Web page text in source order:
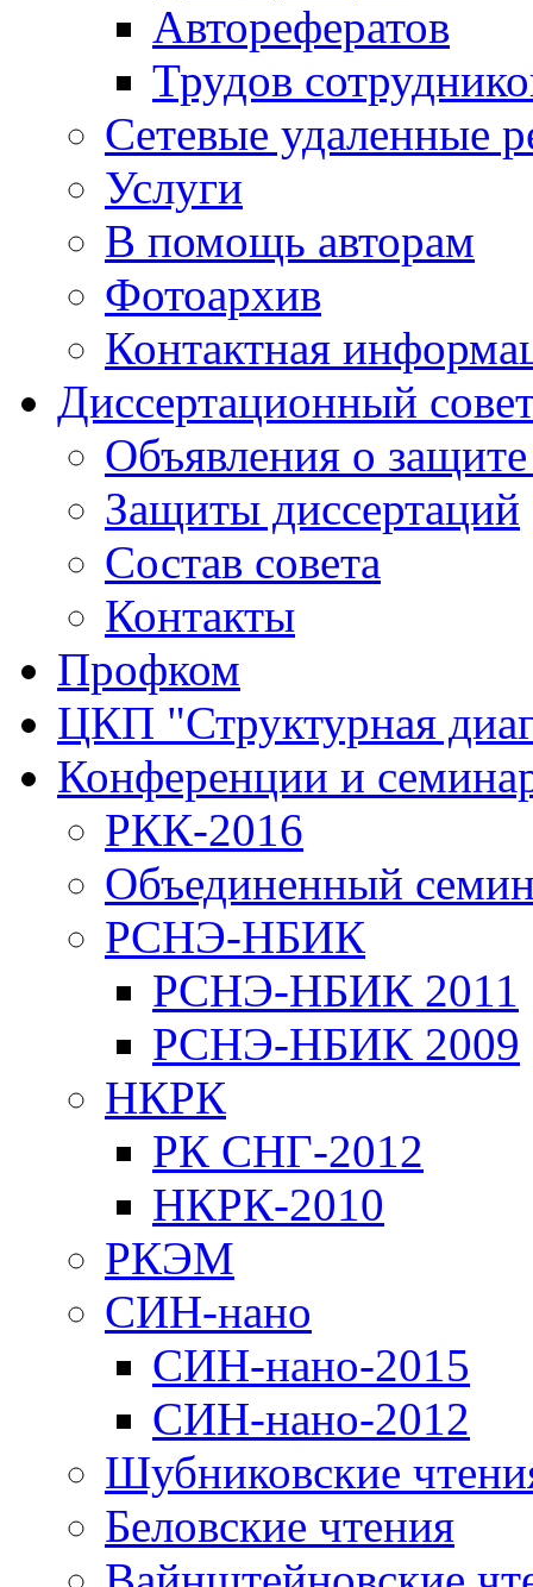
Авторефератов
Трудов
Сетевые удаленные
Услуги
В помощь авторам
Фотоархив
Контактная
Диссертационный
Объявления о
Защиты диссертаций
Состав совета
Контакты
Профком
ЦКП "Структурная
Конференции и
РКК-2016
Объединенный
РСНЭ-НБИК
РСНЭ-НБИК 2011
РСНЭ-НБИК 2009
НКРК
РК СНГ-2012
НКРК-2010
РКЭМ
СИН-нано
СИН-нано-2015
СИН-нано-2012
Шубниковские
Беловские чтения